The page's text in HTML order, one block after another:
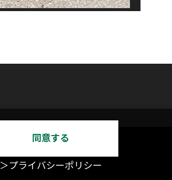
同意する
＞プライバシーポリシー